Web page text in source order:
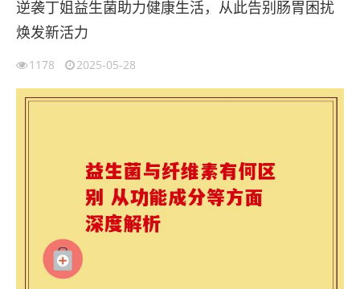
逆袭丁姐益生菌助力健康生活，从此告别肠胃困扰
焕发新活力
1178 2025-05-28